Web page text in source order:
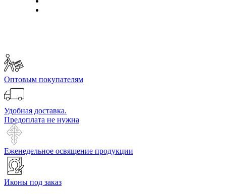
Оптовым покупателям
Удобная доставка.
Предоплата не нужна
Еженедельное освящение продукции
Иконы под заказ